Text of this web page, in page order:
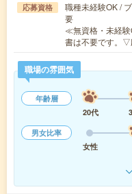
応募資格
職種未経験OK /
要
≪無資格・未経
書は不要です。
職場の雰囲気
年齢層
20代
男女比率
女性